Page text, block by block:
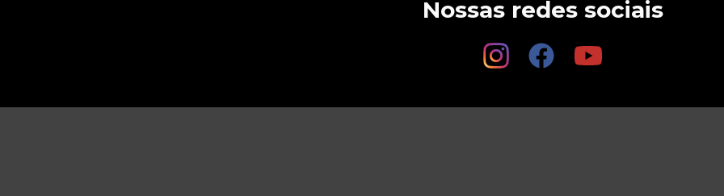
Nossas redes sociais